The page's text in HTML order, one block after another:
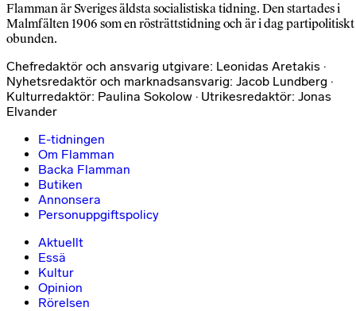
Flamman är Sveriges äldsta socialistiska tidning. Den startades i
Malmfälten 1906 som en rösträttstidning och är i dag partipolitiskt
obunden.
Chefredaktör och ansvarig utgivare: Leonidas Aretakis ·
Nyhetsredaktör och marknadsansvarig: Jacob Lundberg ·
Kulturredaktör: Paulina Sokolow · Utrikesredaktör: Jonas
Elvander
E-tidningen
Om Flamman
Backa Flamman
Butiken
Annonsera
Personuppgiftspolicy
Aktuellt
Essä
Kultur
Opinion
Rörelsen